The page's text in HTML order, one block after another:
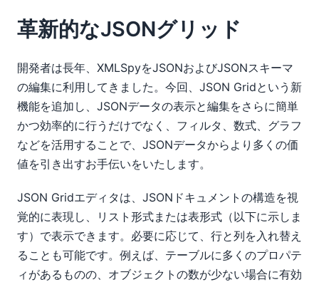
革新的なJSONグリッド
開発者は長年、XMLSpyをJSONおよびJSONスキーマ
の編集に利用してきました。今回、JSON Gridという新
機能を追加し、JSONデータの表示と編集をさらに簡単
かつ効率的に行うだけでなく、フィルタ、数式、グラフ
などを活用することで、JSONデータからより多くの価
値を引き出すお手伝いをいたします。
JSON Gridエディタは、JSONドキュメントの構造を視
覚的に表現し、リスト形式または表形式（以下に示しま
す）で表示できます。必要に応じて、行と列を入れ替え
ることも可能です。例えば、テーブルに多くのプロパテ
ィがあるものの、オブジェクトの数が少ない場合に有効